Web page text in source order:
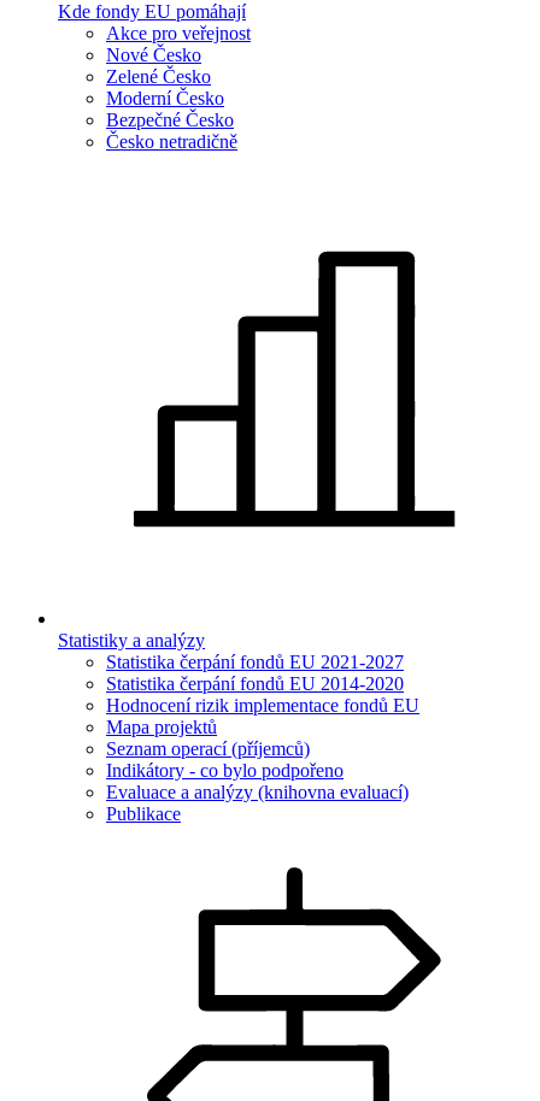
Kde fondy EU pomáhají
Akce pro veřejnost
Nové Česko
Zelené Česko
Moderní Česko
Bezpečné Česko
Česko netradičně
Statistiky a analýzy
Statistika čerpání fondů EU 2021-2027
Statistika čerpání fondů EU 2014-2020
Hodnocení rizik implementace fondů EU
Mapa projektů
Seznam operací (příjemců)
Indikátory - co bylo podpořeno
Evaluace a analýzy (knihovna evaluací)
Publikace